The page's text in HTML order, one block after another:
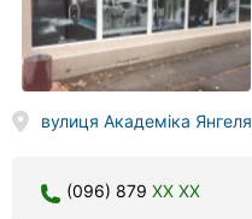
вулиця Академіка
(096) 879 XX XX